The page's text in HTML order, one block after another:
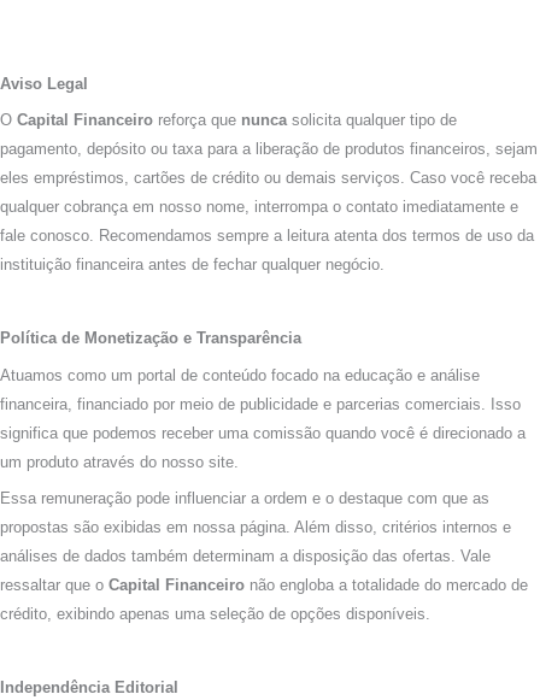
Aviso Legal
O Capital Financeiro reforça que nuncasolicita qualquer tipo de
pagamento, depósito ou taxa para a liberação de produtos financeiros, sejam
eles empréstimos, cartões de crédito ou demais serviços. Caso você receba
qualquer cobrança em nosso nome, interrompa o contato imediatamente e
fale conosco. Recomendamos sempre a leitura atenta dos termos de uso da
instituição financeira antes de fechar qualquer negócio.
Política de Monetização e Transparência
Atuamos como um portal de conteúdo focado na educação e análise
financeira, financiado por meio de publicidade e parcerias comerciais. Isso
significa que podemos receber uma comissão quando você é direcionado a
um produto através do nosso site.
Essa remuneração pode influenciar a ordem e o destaque com que as
propostas são exibidas em nossa página. Além disso, critérios internos e
análises de dados também determinam a disposição das ofertas. Vale
ressaltar que o Capital Financeiro não engloba a totalidade do mercado de
crédito, exibindo apenas uma seleção de opções disponíveis.
Independência Editorial